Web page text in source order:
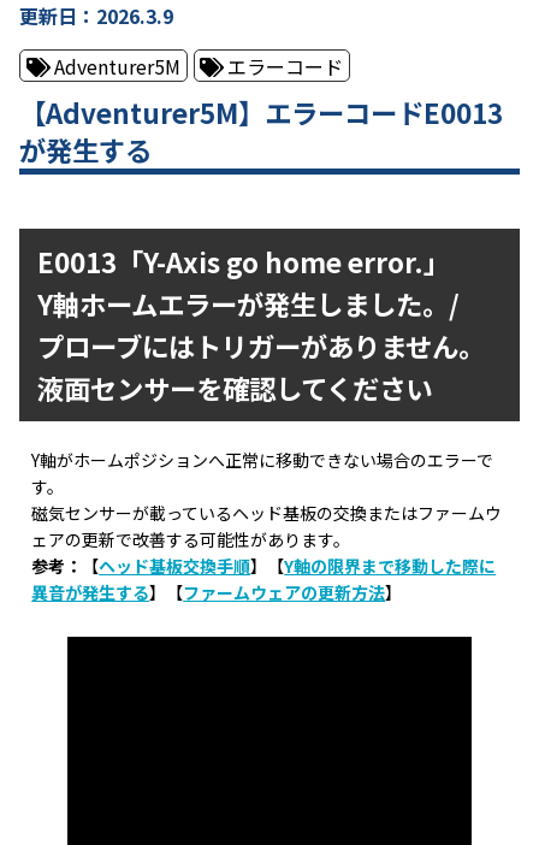
更新日：2026.3.9
Adventurer5M
エラーコード
【Adventurer5M】エラーコードE0013
が発生する
E0013「Y-Axis go home error.」
Y軸ホームエラーが発生しました。/
プローブにはトリガーがありません。
液面センサーを確認してください
Y軸がホームポジションへ正常に移動できない場合のエラーで
す。
磁気センサーが載っているヘッド基板の交換またはファームウ
ェアの更新で改善する可能性があります。
参考：
【ヘッド基板交換手順】【Y軸の限界まで移動した際に
異音が発生する】【ファームウェアの更新方法】